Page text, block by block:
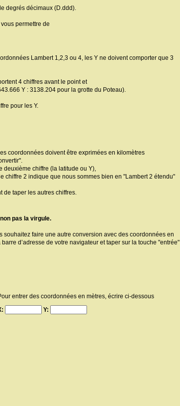
degrés décimaux (D.ddd).
permettre de
Lambert 1,2,3 ou 4, les Y ne doivent comporter que 3
4 chiffres avant le point et
Y : 3138.204 pour la grotte du Poteau).
pour les Y.
coordonnées doivent être exprimées en kilomètres
deuxième chiffre (la latitude ou Y),
chiffre 2 indique que nous sommes bien en "Lambert 2 étendu"
de taper les autres chiffres.
pas la virgule.
faire une autre conversion avec des coordonnées en
d’adresse de votre navigateur et taper sur la touche "entrée"
entrer des coordonnées en mètres, écrire ci-dessous
Y: